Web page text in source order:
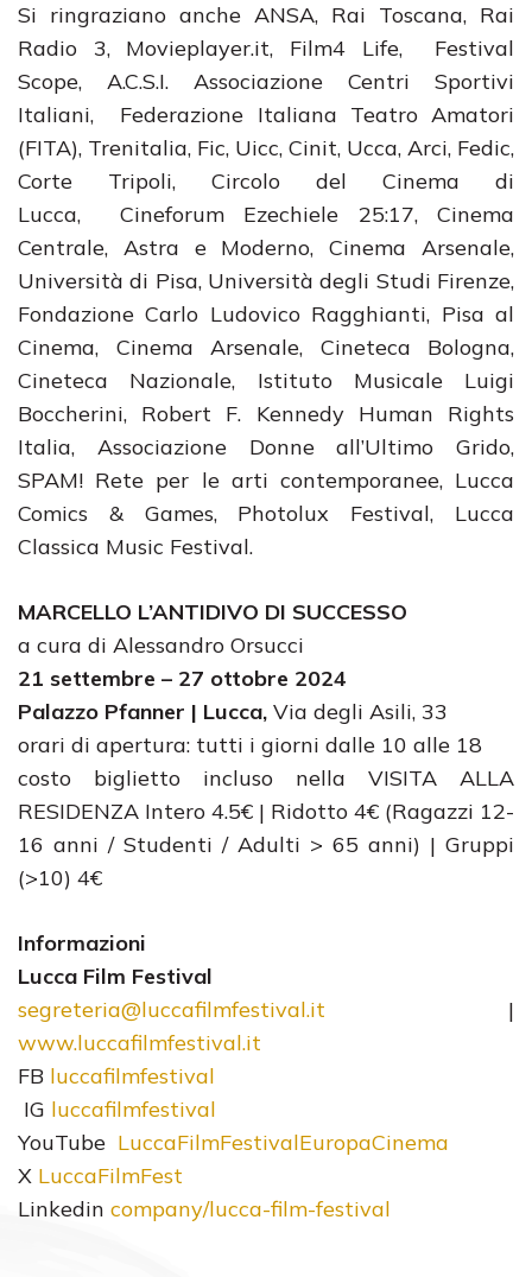
Si ringraziano anche ANSA, Rai Toscana, Rai
Radio 3, Movieplayer.it, Film4 Life, Festival
Scope, A.C.S.I. Associazione Centri Sportivi
Italiani, Federazione Italiana Teatro Amatori
(FITA), Trenitalia, Fic, Uicc, Cinit, Ucca, Arci, Fedic,
Corte Tripoli, Circolo del Cinema di
Lucca, Cineforum Ezechiele 25:17, Cinema
Centrale, Astra e Moderno, Cinema Arsenale,
Università di Pisa, Università degli Studi Firenze,
Fondazione Carlo Ludovico Ragghianti, Pisa al
Cinema, Cinema Arsenale, Cineteca Bologna,
Cineteca Nazionale, Istituto Musicale Luigi
Boccherini, Robert F. Kennedy Human Rights
Italia, Associazione Donne all’Ultimo Grido,
SPAM! Rete per le arti contemporanee, Lucca
Comics & Games, Photolux Festival, Lucca
Classica Music Festival.
MARCELLO L’ANTIDIVO DI SUCCESSO
a cura di Alessandro Orsucci
21 settembre – 27 ottobre 2024
Palazzo Pfanner | Lucca, Via degli Asili, 33
orari di apertura: tutti i giorni dalle 10 alle 18
costo biglietto incluso nella VISITA ALLA
RESIDENZA Intero 4.5€ | Ridotto 4€ (Ragazzi 12-
16 anni / Studenti / Adulti > 65 anni) | Gruppi
(>10) 4€
Informazioni
Lucca Film Festival
segreteria@luccafilmfestival.it |
www.luccafilmfestival.it
FB luccafilmfestival
IG luccafilmfestival
YouTube LuccaFilmFestivalEuropaCinema
X LuccaFilmFest
Linkedin company/lucca-film-festival